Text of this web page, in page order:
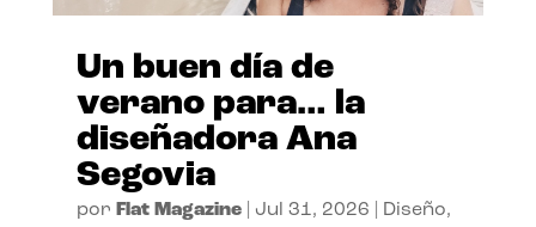
Un buen día de
verano para… la
diseñadora Ana
Segovia
por Flat Magazine| Jul 31, 2026 Diseño,